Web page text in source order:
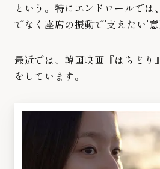
という。特にエンドロールでは
でなく座席の振動で’支えたい’
最近では、韓国映画『はちどり
をしています。